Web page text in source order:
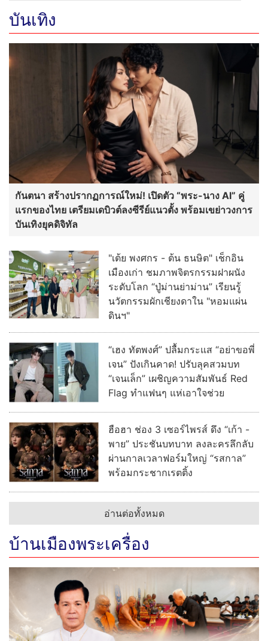
บันเทิง
กันตนา สร้างปรากฏการณ์ใหม่! เปิดตัว “พระ-นาง AI” คู่
แรกของไทย เตรียมเดบิวต์ลงซีรีย์แนวตั้ง พร้อมเขย่าวงการ
บันเทิงยุคดิจิทัล
"เต้ย พงศกร - ต้น ธนษิต" เช็กอิน
เมืองเก่า ชมภาพจิตรกรรมฝาผนัง
ระดับโลก “ปู่ม่านย่าม่าน” เรียนรู้
นวัตกรรมผักเชียงดาใน "หอมแผ่น
ดินฯ"
“เฮง ทัตพงศ์” ปลื้มกระแส “อย่าขอพี่
เจน” ปังเกินคาด! ปรับลุคสวมบท
“เจนเล็ก” เผชิญความสัมพันธ์ Red
Flag ทำแฟนๆ แห่เอาใจช่วย
ฮือฮา ช่อง 3 เซอร์ไพรส์ ดึง “เก้า -
พาย” ประชันบทบาท ลงละครลึกลับ
ผ่านกาลเวลาฟอร์มใหญ่ “รสกาล”
พร้อมกระชากเรตติ้ง
อ่านต่อทั้งหมด
บ้านเมืองพระเครื่อง